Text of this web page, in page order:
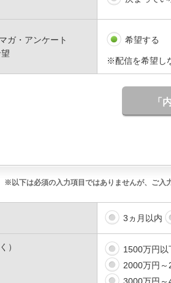
ガ・アンケート
希望する
※配信を希望し
「
※以下は必須の入力項目ではありませんが、ご入
3ヵ月以内
）
1500万円以
2000万円